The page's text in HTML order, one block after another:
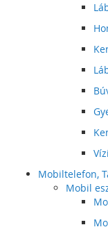
Mobiltelefon,
Mobil